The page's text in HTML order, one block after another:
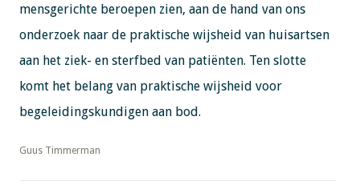
mensgerichte beroepen zien, aan de hand van ons
onderzoek naar de praktische wijsheid van huisartsen
aan het ziek- en sterfbed van patiënten. Ten slotte
komt het belang van praktische wijsheid voor
begeleidingskundigen aan bod.
​​​​​​​Guus Timmerman